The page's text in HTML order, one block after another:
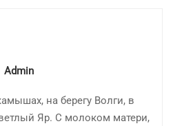
Admin
на берегу Волги, в
Яр. С молоком матери,